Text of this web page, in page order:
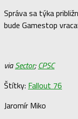
Správa sa týka
bude Gamestop
viaSector;CPSC
Štítky: Fallout 76
Jaromír Miko